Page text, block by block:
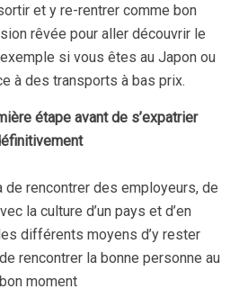
et y re-rentrer comme bon
rêvée pour aller découvrir le
si vous êtes au Japon ou
à des transports à bas prix.
étape avant de s’expatrier
de rencontrer des employeurs, de
la culture d’un pays et d’en
différents moyens d’y rester
rencontrer la bonne personne au
bon moment